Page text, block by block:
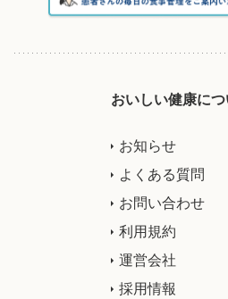
おいしい健康に
お知らせ
よくある質問
お問い合わせ
利用規約
運営会社
採用情報